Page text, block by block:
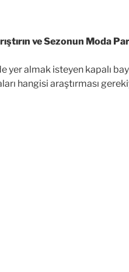
ve Sezonun Moda
yer almak isteyen kapalı
hangisi araştırması